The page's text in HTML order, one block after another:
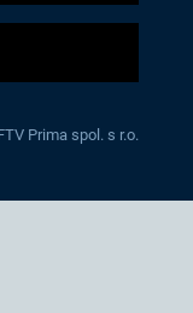
Prima spol. s r.o.